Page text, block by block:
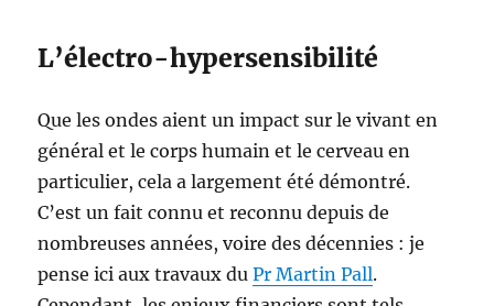
L’électro-hypersensibilité
Que les ondes aient un impact sur le vivant en
général et le corps humain et le cerveau en
particulier, cela a largement été démontré.
C’est un fait connu et reconnu depuis de
nombreuses années, voire des décennies : je
pense ici aux travaux duPr Martin Pall.